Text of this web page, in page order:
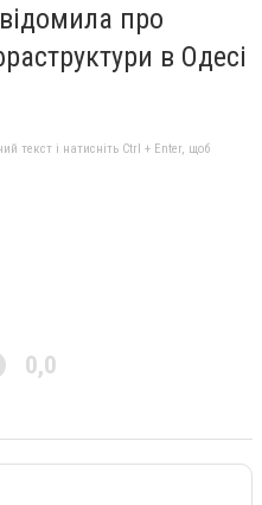
про
в Одесі
текст і натисніть Ctrl + Enter, щоб
0,0